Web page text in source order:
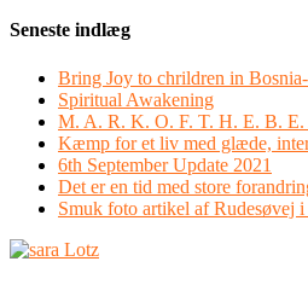
Seneste indlæg
Bring Joy to chrildren in
Spiritual Awakening
M. A. R. K. O. F. T. H. E. B. E.
Kæmp for et liv med glæde,
6th September Update 2021
Det er en tid med store
Smuk foto artikel af